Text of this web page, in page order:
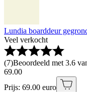
Lundia boarddeur
Veel verkocht
(7)Beoordeeld met 3.6
69.00
Prijs: 69.00 euro